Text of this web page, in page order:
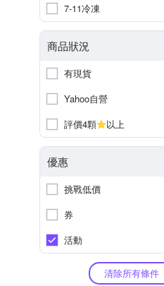
7-11冷凍
商品狀況
有現貨
Yahoo自營
評價4顆
以上
優惠
挑戰低價
券
活動
清除所有條件